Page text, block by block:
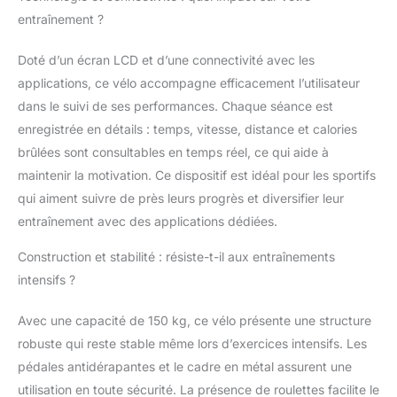
𝗨𝗟𝗧𝗥𝗔-𝗦𝗧𝗔𝗕𝗟𝗘,
𝗗𝗨𝗥𝗔𝗕𝗟𝗘 : Le vélo
d'appartement
CHAOKE adopte une
conception triangulaire
stable et une structure
en H, offrant une
stabilité inégalée,
même lors des
intenses. Le cadre est
forgé à 1 200 tonnes
pour une durabilité
optimale. L'ensemble
du vélo adopte une
conception
entraînement ?
Doté d’un écran LCD et d’une connectivité avec les
applications, ce vélo accompagne efficacement l’utilisateur
dans le suivi de ses performances. Chaque séance est
enregistrée en détails : temps, vitesse, distance et calories
brûlées sont consultables en temps réel, ce qui aide à
maintenir la motivation. Ce dispositif est idéal pour les sportifs
qui aiment suivre de près leurs progrès et diversifier leur
entraînement avec des applications dédiées.
Construction et stabilité : résiste-t-il aux entraînements
intensifs ?
Avec une capacité de 150 kg, ce vélo présente une structure
robuste qui reste stable même lors d’exercices intensifs. Les
pédales antidérapantes et le cadre en métal assurent une
utilisation en toute sécurité. La présence de roulettes facilite le